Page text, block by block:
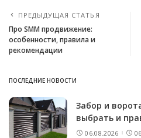
ПРЕДЫДУЩАЯ СТАТЬЯ
Про SMM продвижение:
особенности, правила и
рекомендации
ПОСЛЕДНИЕ НОВОСТИ
Забор и
выбрать и
06.08.2026